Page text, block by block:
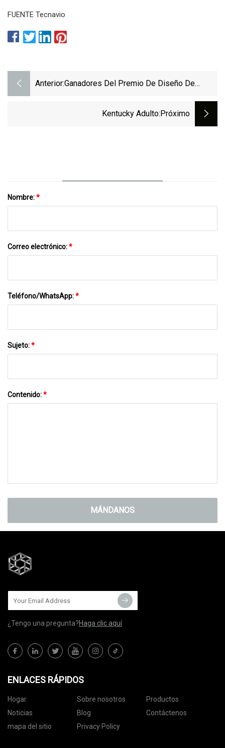
FUENTE Tecnavio
Anterior:Ganadores Del Premio De Diseño De
Kentucky Adulto:próximo
Nombre:*
Correo electrónico:*
Teléfono/WhatsApp:*
Sujeto:*
Contenido:*
MÁNDANOS
¿Tengo una pregunta?Haga clic aquí
ENLACES RÁPIDOS
Hogar Sobre nosotros
Productos
Noticias
Blog
Contáctenos
mapa del sitio
Privacy Policy